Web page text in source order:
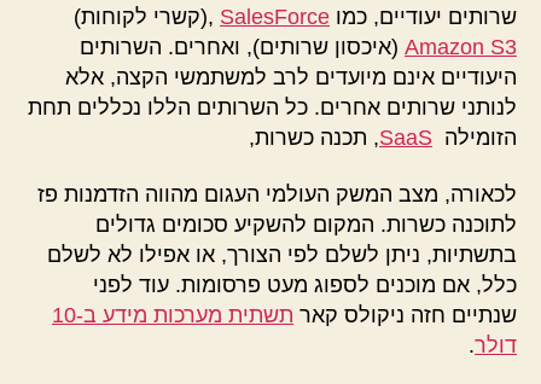
שרותים יעודיים, כמו SalesForce ,(קשרי לקוחות)
Amazon S3 (איכסון שרותים), ואחרים. השרותים
היעודיים אינם מיועדים לרב למשתמשי הקצה, אלא
לנותני שרותים אחרים. כל השרותים הללו נכללים תחת
הזומילה SaaS, תכנה כשרות,
לכאורה, מצב המשק העולמי העגום מהווה הזדמנות פז
לתוכנה כשרות. המקום להשקיע סכומים גדולים
בתשתיות, ניתן לשלם לפי הצורך, או אפילו לא לשלם
כלל, אם מוכנים לספוג מעט פרסומות. עוד לפני
שנתיים חזה ניקולס קאר
תשתית מערכות מידע ב-10
דולר.